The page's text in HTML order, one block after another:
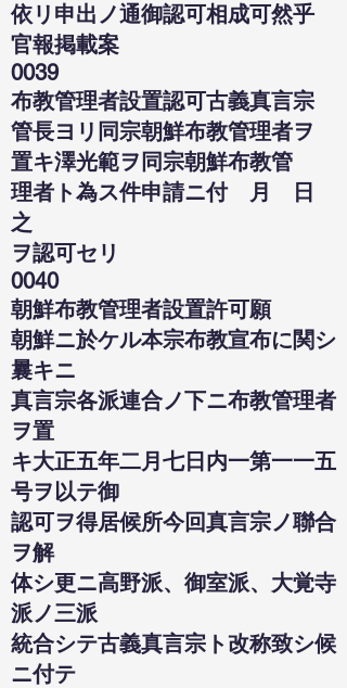
依リ申出ノ通御認可相成可然乎
官報掲載案
0039
布教管理者設置認可古義真言宗
管長ヨリ同宗朝鮮布教管理者ヲ
置キ澤光範ヲ同宗朝鮮布教管
理者ト為ス件申請ニ付 月 日
之
ヲ認可セリ
0040
朝鮮布教管理者設置許可願
朝鮮ニ於ケル本宗布教宣布に関シ
曩キニ
真言宗各派連合ノ下ニ布教管理者
ヲ置
キ大正五年二月七日内一第一一五
号ヲ以テ御
認可ヲ得居候所今回真言宗ノ聯合
ヲ解
体シ更ニ高野派、御室派、大覚寺
派ノ三派
統合シテ古義真言宗ト改称致シ候
ニ付テ